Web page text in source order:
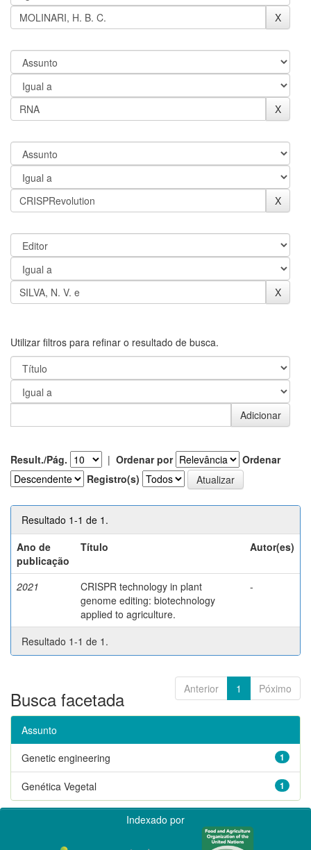
Utilizar filtros para refinar o resultado de busca.
Result./Pág. | Ordenar por
Ordenar
Registro(s)
Resultado 1-1 de 1.
Ano de
publicação
Título Autor(es)
2021
CRISPR technology in plant
genome editing: biotechnology
applied to agriculture.
-
Resultado 1-1 de 1.
Anterior 1 Póximo
Busca facetada
Assunto
1
Genetic engineering
1
Genética Vegetal
Indexado por